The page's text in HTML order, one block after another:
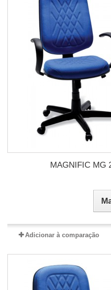
MAGNIFIC MG
Adicionar à comparação